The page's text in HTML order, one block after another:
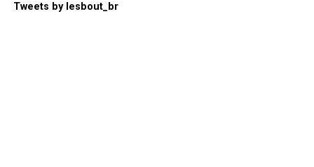
Tweets by lesbout_br